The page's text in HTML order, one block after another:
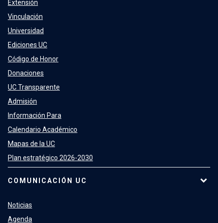
Extensión
Vinculación
Universidad
Ediciones UC
Código de Honor
Donaciones
UC Transparente
Admisión
Información Para
Calendario Académico
Mapas de la UC
Plan estratégico 2026-2030
COMUNICACIÓN UC
Noticias
Agenda